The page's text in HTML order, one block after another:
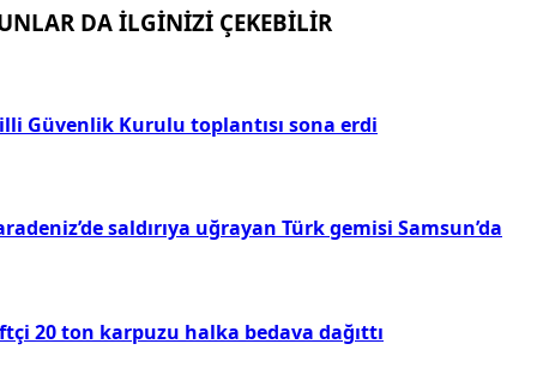
DA İLGİNİZİ ÇEKEBİLİR
Güvenlik Kurulu toplantısı sona erdi
saldırıya uğrayan Türk gemisi Samsun’da
20 ton karpuzu halka bedava dağıttı